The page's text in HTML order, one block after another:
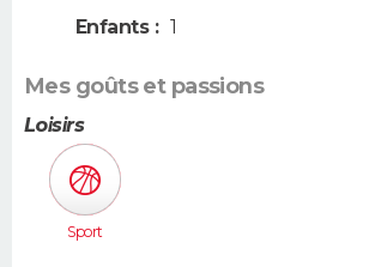
Enfants : 1
Mes goûts et passions
Loisirs
Sport